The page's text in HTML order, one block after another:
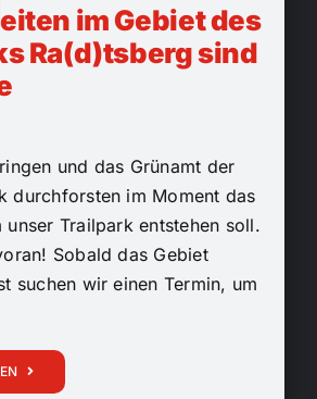
im Gebiet des
Ra(d)tsberg sind
und das Grünamt der
durchforsten im Moment das
unser Trailpark entstehen soll.
Sobald das Gebiet
suchen wir einen Termin, um